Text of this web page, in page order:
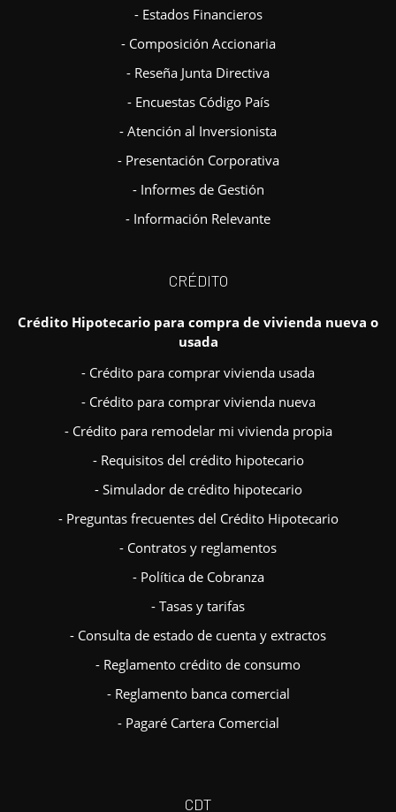
- Estados Financieros
- Composición Accionaria
- Reseña Junta Directiva
- Encuestas Código País
- Atención al Inversionista
- Presentación Corporativa
- Informes de Gestión
- Información Relevante
CRÉDITO
Crédito Hipotecario para compra de vivienda nueva o
usada
- Crédito para comprar vivienda usada
- Crédito para comprar vivienda nueva
- Crédito para remodelar mi vivienda propia
- Requisitos del crédito hipotecario
- Simulador de crédito hipotecario
- Preguntas frecuentes del Crédito Hipotecario
- Contratos y reglamentos
- Política de Cobranza
- Tasas y tarifas
- Consulta de estado de cuenta y extractos
- Reglamento crédito de consumo
- Reglamento banca comercial
- Pagaré Cartera Comercial
CDT